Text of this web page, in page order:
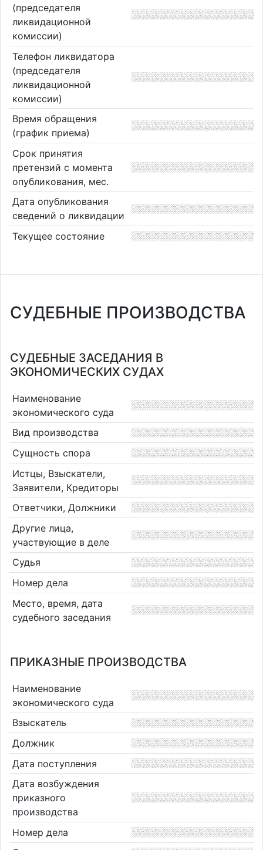
(председателя
ликвидационной
комиссии)
Телефон ликвидатора
(председателя
ликвидационной
комиссии)
Время обращения
(график приема)
Срок принятия
претензий с момента
опубликования, мес.
Дата опубликования
сведений о ликвидации
Текущее состояние
СУДЕБНЫЕ ПРОИЗВОДСТВА
СУДЕБНЫЕ ЗАСЕДАНИЯ В
ЭКОНОМИЧЕСКИХ СУДАХ
Наименование
экономического суда
Вид производства
Сущность спора
Истцы, Взыскатели,
Заявители, Кредиторы
Ответчики, Должники
Другие лица,
участвующие в деле
Судья
Номер дела
Место, время, дата
судебного заседания
ПРИКАЗНЫЕ ПРОИЗВОДСТВА
Наименование
экономического суда
Взыскатель
Должник
Дата поступления
Дата возбуждения
приказного
производства
Номер дела